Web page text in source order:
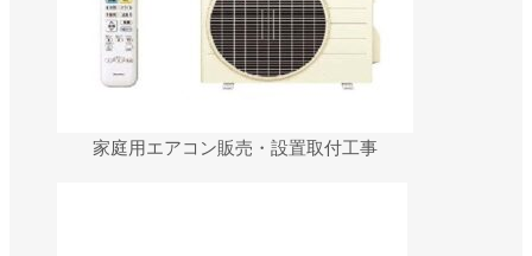
家庭用エアコン販売・設置取付工事